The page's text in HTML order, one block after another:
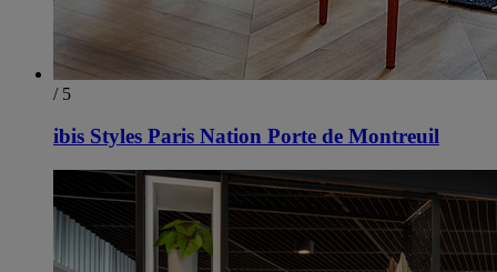
/ 5
ibis Styles Paris Nation Porte de Montreuil